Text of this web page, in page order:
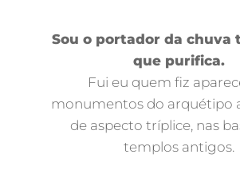
Sou o portador da chuva
que purifica.
Fui eu quem fiz
monumentos do arquétipo
de aspecto tríplice, nas
templos antigos.